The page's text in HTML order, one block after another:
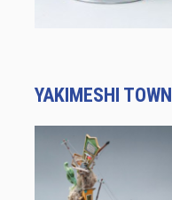
YAKIMESHI TOWN